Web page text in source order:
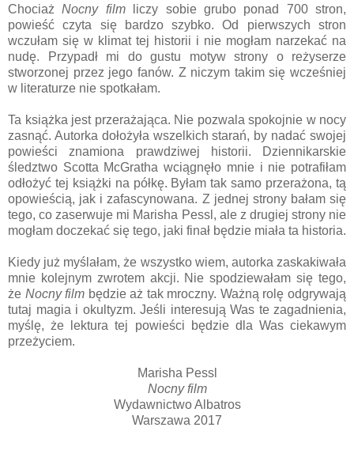
ChociażNocny filmliczy sobie grubo ponad 700 stron,
powieść czyta się bardzo szybko. Od pierwszych stron
wczułam się w klimat tej historii i nie mogłam narzekać na
nudę. Przypadł mi do gustu motyw strony o reżyserze
stworzonej przez jego fanów. Z niczym takim się wcześniej
w literaturze nie spotkałam.
Ta książka jest przerażająca. Nie pozwala spokojnie w nocy
zasnąć. Autorka dołożyła wszelkich starań, by nadać swojej
powieści znamiona prawdziwej historii. Dziennikarskie
śledztwo Scotta McGratha wciągnęło mnie i nie potrafiłam
odłożyć tej książki na półkę. Byłam tak samo przerażona, tą
opowieścią, jak i zafascynowana. Z jednej strony bałam się
tego, co zaserwuje mi Marisha Pessl, ale z drugiej strony nie
mogłam doczekać się tego, jaki finał będzie miała ta historia.
Kiedy już myślałam, że wszystko wiem, autorka zaskakiwała
mnie kolejnym zwrotem akcji. Nie spodziewałam się tego,
że Nocny film będzie aż tak mroczny. Ważną rolę odgrywają
tutaj magia i okultyzm. Jeśli interesują Was te zagadnienia,
myślę, że lektura tej powieści będzie dla Was ciekawym
przeżyciem.
Marisha Pessl
Nocny film
Wydawnictwo Albatros
Warszawa 2017